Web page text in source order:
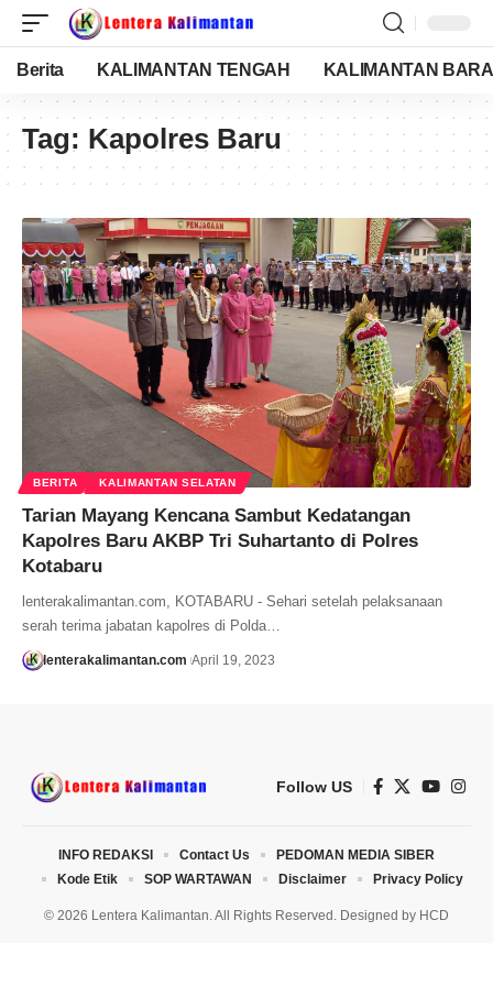
Berita KALIMANTAN TENGAH KALIMANTAN
Tag: Kapolres Baru
BERITA KALIMANTAN SELATAN
Tarian Mayang Kencana Sambut Kedatangan
Kapolres Baru AKBP Tri Suhartanto di Polres
Kotabaru
lenterakalimantan.com, KOTABARU - Sehari setelah pelaksanaan
serah terima jabatan kapolres di Polda…
lenterakalimantan.com April 19, 2023
Follow US
© 2026 Lentera Kalimantan. All Rights Reserved. Designed by HCD
INFO REDAKSI Contact Us
PEDOMAN MEDIA SIBER
Kode Etik
SOP WARTAWAN Disclaimer Privacy Policy